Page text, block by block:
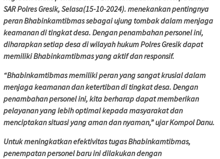
SAR Polres Gresik, Selasa(15-10-2024). menekankan pentingnya
peran Bhabinkamtibmas sebagai ujung tombak dalam menjaga
keamanan di tingkat desa. Dengan penambahan personel ini,
diharapkan setiap desa di wilayah hukum Polres Gresik dapat
memiliki Bhabinkamtibmas yang aktif dan responsif.
“Bhabinkamtibmas memiliki peran yang sangat krusial dalam
menjaga keamanan dan ketertiban di tingkat desa. Dengan
penambahan personel ini, kita berharap dapat memberikan
pelayanan yang lebih optimal kepada masyarakat dan
menciptakan situasi yang aman dan nyaman,” ujar Kompol Danu.
Untuk meningkatkan efektivitas tugas Bhabinkamtibmas,
penempatan personel baru ini dilakukan dengan